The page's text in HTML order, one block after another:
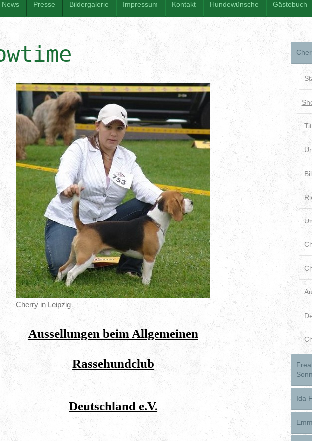
News Presse Bildergalerie Impressum Kontakt Hundewünsche Gästebuch
Cherry in Leipzig
Aussellungen beim Allgemeinen
Rassehundclub
Deutschland e.V.
Ida